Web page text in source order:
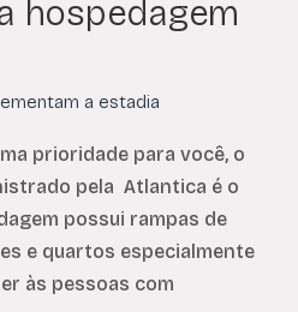
hospedagem
a estadia
prioridade para você, o
pela Atlantica é o
possui rampas de
e quartos especialmente
às pessoas com